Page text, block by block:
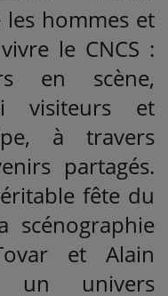
hommes et
le CNCS :
en scène,
visiteurs et
à travers
partagés.
fête du
scénographie
et Alain
un univers